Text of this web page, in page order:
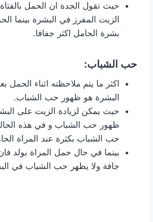
حيث تقول الجدة ان الحمل
الزيت المفرز في البشرة بينما
بشرة الحامل اكثر جفافا.
حب الشباب:
اكثر ما يتم ملاحظته اثناء الحمل
البشرة هو ظهور حب الشباب.
حيث يمكن لزيادة الزيت على
ظهور حب الشباب و في هذه
حب الشباب بكثرة عند المراة
بينما في حال حمل المراة بولد
جافة ولا يظهر حب الشباب في